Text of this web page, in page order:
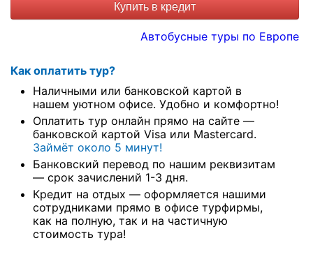
Купить в кредит
Автобусные туры по Европе
Как оплатить тур?
Наличными или банковской картой в
нашем уютном офисе. Удобно и комфортно!
Оплатить тур онлайн прямо на сайте —
банковской картой Visa или Mastercard.
Займёт около 5 минут!
Банковский перевод по нашим реквизитам
— срок зачислений 1-3 дня.
Кредит на отдых — оформляется нашими
сотрудниками прямо в офисе турфирмы,
как на полную, так и на частичную
стоимость тура!